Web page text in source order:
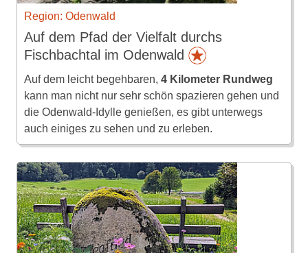
Region: Odenwald
Auf dem Pfad der Vielfalt durchs
Fischbachtal im Odenwald
Auf dem leicht begehbaren, 4 Kilometer Rundweg
kann man nicht nur sehr schön spazieren gehen und
die Odenwald-Idylle genießen, es gibt unterwegs
auch einiges zu sehen und zu erleben.